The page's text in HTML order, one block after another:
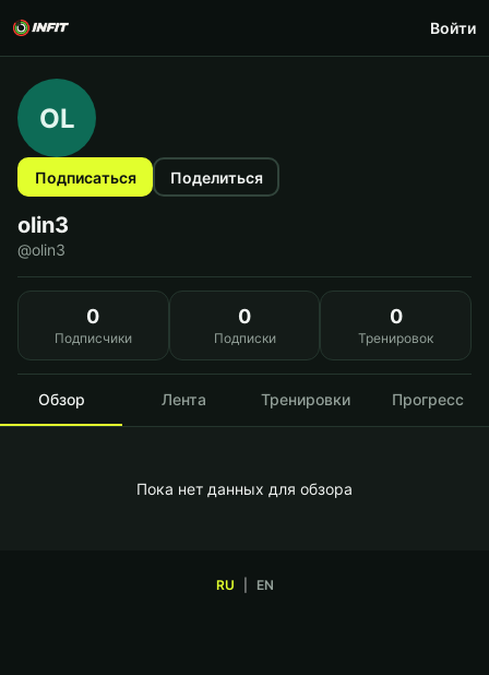
Войти
OL
Подписаться Поделиться
olin3
@olin3
0
Подписчики
0
Подписки
0
Тренировок
Обзор Лента Тренировки Прогресс
Пока нет данных для обзора
RU EN